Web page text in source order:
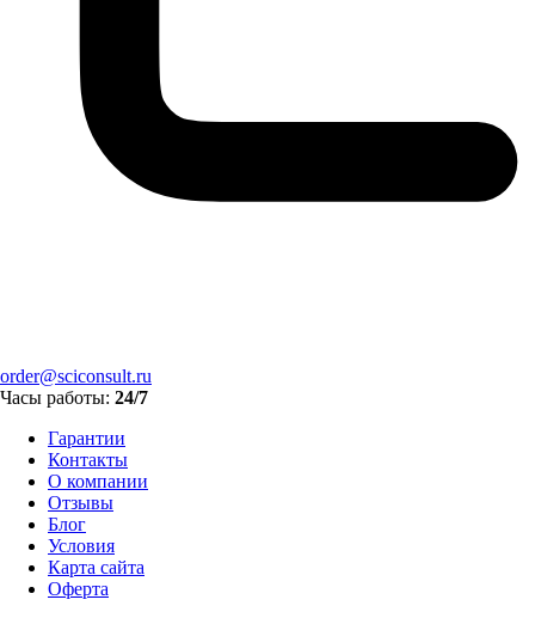
order@sciconsult.ru
Часы работы: 24/7
Гарантии
Контакты
О компании
Отзывы
Блог
Условия
Карта сайта
Оферта